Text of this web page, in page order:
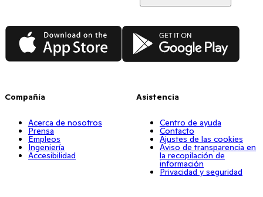
App Store Google Play
Compañía
Acerca de nosotros
Prensa
Empleos
Ingeniería
Accesibilidad
Asistencia
Centro de ayuda
Contacto
Ajustes de las cookies
Aviso de transparencia en
la recopilación de
información
Privacidad y seguridad